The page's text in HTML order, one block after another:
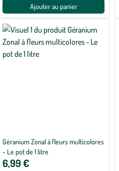
Ajouter au panier
Géranium Zonal à fleurs multicolores
- Le pot de 1 litre
6,99 €